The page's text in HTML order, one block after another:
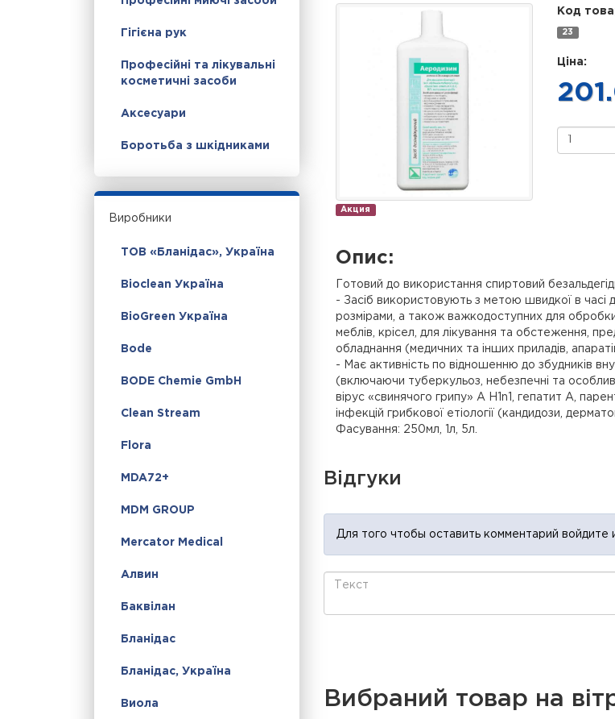
Гігієна рук
Професійні та лікувальні
косметичні засоби
Аксесуари
Боротьба з шкідниками
Виробники
ТОВ «Бланідас», Україна
Bioclean Україна
BioGreen Україна
Bode
BODE Chemie GmbH
Clean Stream
Flora
MDA72+
MDM GROUP
Mercator Medical
Алвин
Баквілан
Бланідас
Бланідас, Україна
Виола
Акция
Код
23
Ціна:
Опис:
Готовий до використання спиртовий
- Засіб використовують з метою швидкої в часі
розмірами, а також важкодоступних для обробки
меблів, крісел, для лікування та обстеження,
обладнання (медичних та інших приладів,
- Має активність по відношенню до збудників
(включаючи туберкульоз, небезпечні та
вірус «свинячого грипу» А H1n1, гепатит А,
інфекцій грибкової етіології (кандидози,
Фасування: 250мл, 1л, 5л.
Відгуки
Для того чтобы оставить комментарий войдите
Вибраний товар на